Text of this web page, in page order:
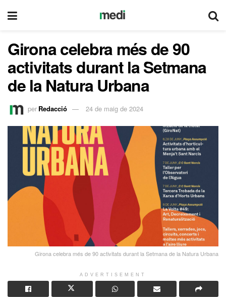
Girona celebra més de 90
activitats durant la Setmana
de la Natura Urbana
per Redacció 24 de maig de 2024
Girona celebra més de 90 activitats durant la Setmana de la Natura Urbana
ADVERTISEMENT